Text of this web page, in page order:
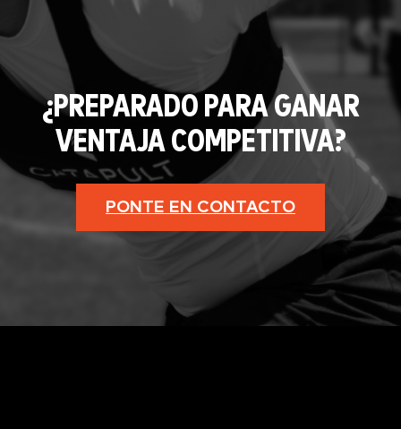
¿PREPARADO PARA GANAR
VENTAJA COMPETITIVA?
PONTE EN CONTACTO